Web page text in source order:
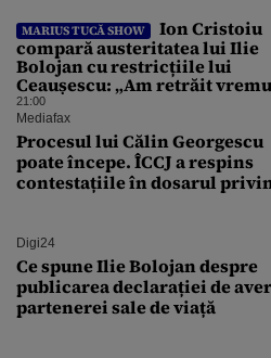
MARIUS TUCĂ SHOW
Ion Cristoiu
compară austeritatea lui Ilie
Bolojan cu restricțiile lui
Ceaușescu: „Am retrăit
tinereții”
21:00
Mediafax
Procesul lui Călin Georgescu
poate începe. ÎCCJ a respins
contestațiile în dosarul
Digi24
Ce spune Ilie Bolojan despre
publicarea declarației de
partenerei sale de viață